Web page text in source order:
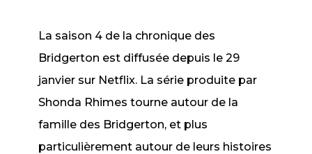
La saison 4 de la chronique des
Bridgerton est diffusée depuis le 29
janvier sur Netflix. La série produite par
Shonda Rhimes tourne autour de la
famille des Bridgerton, et plus
particulièrement autour de leurs histoires